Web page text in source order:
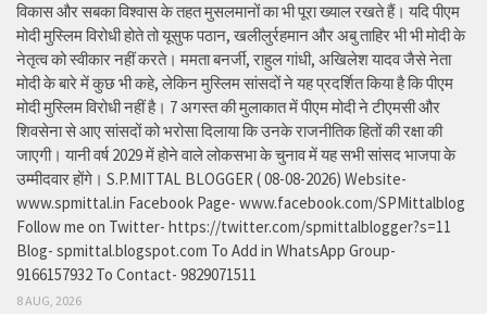
विकास और सबका विश्वास के तहत मुसलमानों का भी पूरा ख्याल रखते हैं। यदि पीएम
मोदी मुस्लिम विरोधी होते तो यूसुफ पठान, खलीलुर्रहमान और अबु ताहिर भी भी मोदी के
नेतृत्व को स्वीकार नहीं करते। ममता बनर्जी, राहुल गांधी, अखिलेश यादव जैसे नेता
मोदी के बारे में कुछ भी कहे, लेकिन मुस्लिम सांसदों ने यह प्रदर्शित किया है कि पीएम
मोदी मुस्लिम विरोधी नहीं है। 7 अगस्त की मुलाकात में पीएम मोदी ने टीएमसी और
शिवसेना से आए सांसदों को भरोसा दिलाया कि उनके राजनीतिक हितों की रक्षा की
जाएगी। यानी वर्ष 2029 में होने वाले लोकसभा के चुनाव में यह सभी सांसद भाजपा के
उम्मीदवार होंगे। S.P.MITTAL BLOGGER ( 08-08-2026) Website-
www.spmittal.in Facebook Page- www.facebook.com/SPMittalblog
Follow me on Twitter- https://twitter.com/spmittalblogger?s=11
Blog- spmittal.blogspot.com To Add in WhatsApp Group-
9166157932 To Contact- 9829071511
8 AUG, 2026